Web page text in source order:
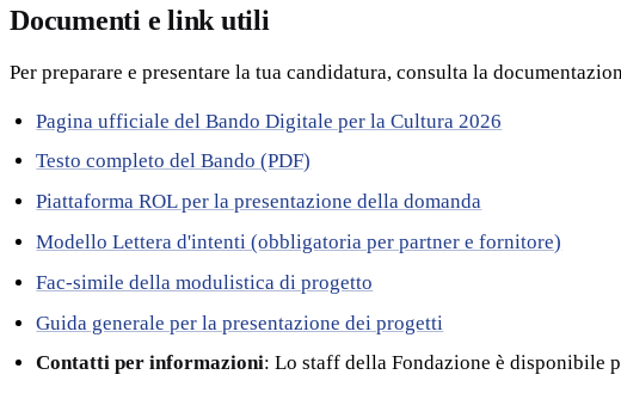
Documenti e link utili
Per preparare e presentare la tua candidatura, consulta la
Pagina ufficiale del Bando Digitale per la Cultura 2026
Testo completo del Bando (PDF)
Piattaforma ROL per la presentazione della domanda
Modello Lettera d'intenti (obbligatoria per partner e fornitore)
Fac-simile della modulistica di progetto
Guida generale per la presentazione dei progetti
Contatti per informazioni: Lo staff della Fondazione è